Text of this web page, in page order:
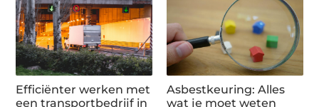
Efficiënter werken met
een transportbedrijf in
Asbestkeuring: Alles
wat je moet weten